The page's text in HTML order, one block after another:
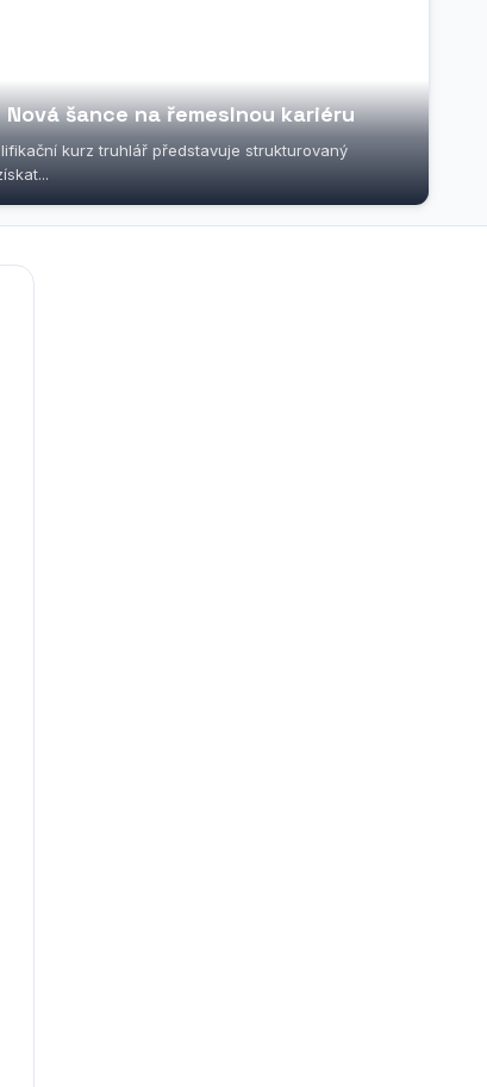
šance na řemeslnou kariéru
kurz truhlář představuje strukturovaný